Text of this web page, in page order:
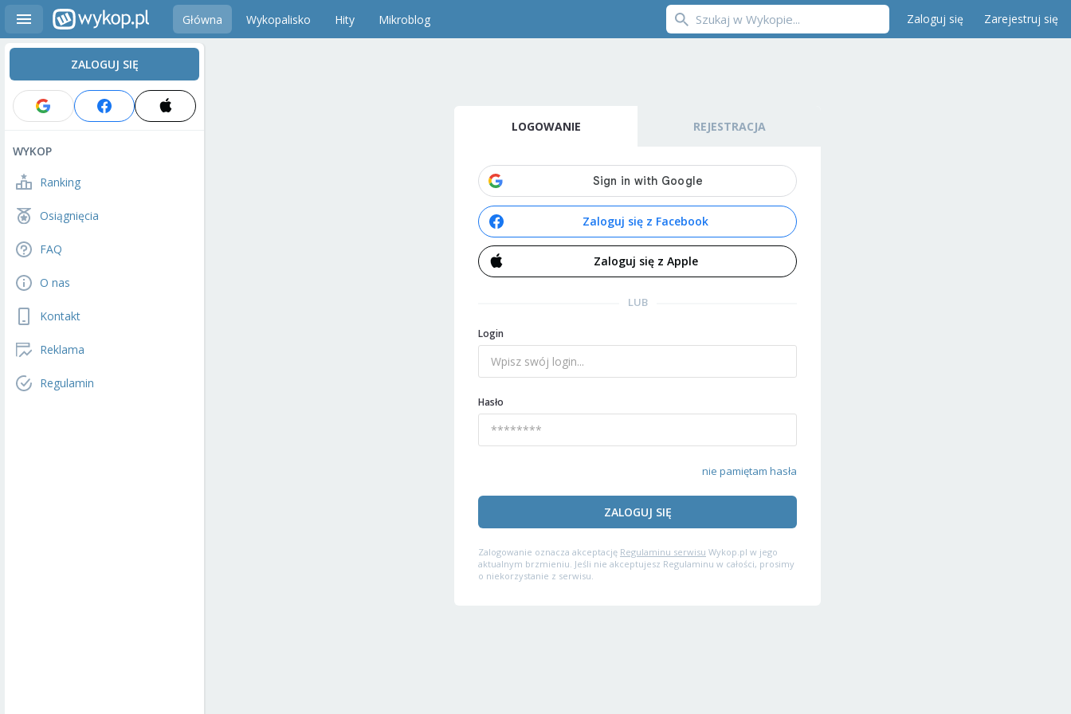
Główna Wykopalisko Hity Mikroblog Zaloguj się Zarejestruj się
ZALOGUJ SIĘ
WYKOP
Ranking
Osiągnięcia
FAQ
O nas
Kontakt
Reklama
Regulamin
LOGOWANIE REJESTRACJA
Zaloguj się z Facebook
Zaloguj się z Apple
LUB
Login
Hasło
nie pamiętam hasła
ZALOGUJ SIĘ
Zalogowanie oznacza akceptację Regulaminu serwisu Wykop.pl w jego
aktualnym brzmieniu. Jeśli nie akceptujesz Regulaminu w całości, prosimy
o niekorzystanie z serwisu.